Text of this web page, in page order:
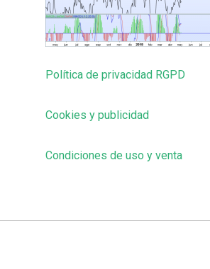
Política de privacidad RGPD
Cookies y publicidad
Condiciones de uso y venta